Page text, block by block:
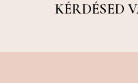
KÉRDÉSED